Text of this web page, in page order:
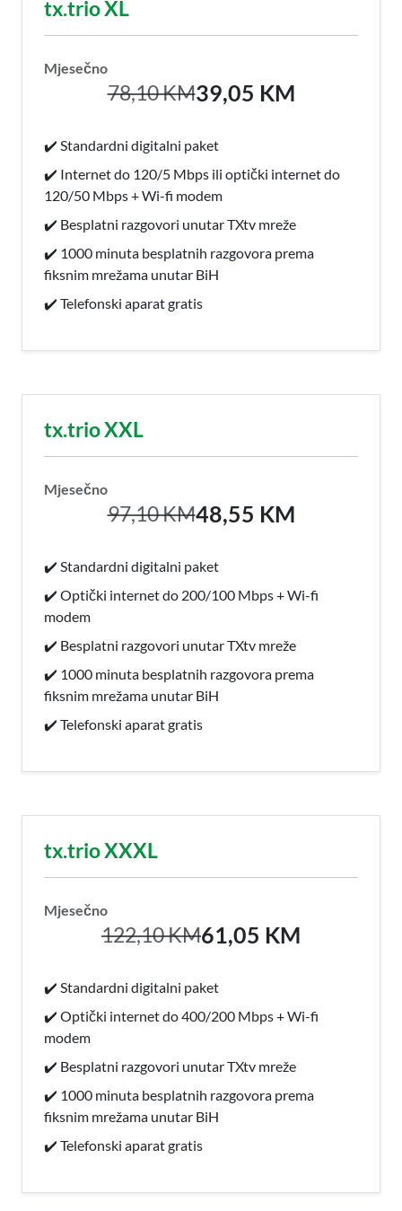
tx.trio XL
Mjesečno
78,10 KM39,05 KM
✔️ Standardni digitalni paket
✔️ Internet do 120/5 Mbps ili optički internet do
120/50 Mbps + Wi-fi modem
✔️ Besplatni razgovori unutar TXtv mreže
✔️ 1000 minuta besplatnih razgovora prema
fiksnim mrežama unutar BiH
✔️ Telefonski aparat gratis
tx.trio XXL
Mjesečno
97,10 KM48,55 KM
✔️ Standardni digitalni paket
✔️ Optički internet do 200/100 Mbps + Wi-fi
modem
✔️ Besplatni razgovori unutar TXtv mreže
✔️ 1000 minuta besplatnih razgovora prema
fiksnim mrežama unutar BiH
✔️ Telefonski aparat gratis
tx.trio XXXL
Mjesečno
122,10 KM61,05 KM
✔️ Standardni digitalni paket
✔️ Optički internet do 400/200 Mbps + Wi-fi
modem
✔️ Besplatni razgovori unutar TXtv mreže
✔️ 1000 minuta besplatnih razgovora prema
fiksnim mrežama unutar BiH
✔️ Telefonski aparat gratis